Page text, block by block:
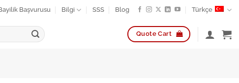
Başvurusu Bilgi SSS Blog Türkçe
Quote Cart